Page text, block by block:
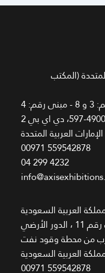
العربية السعودية
الأرضي
من محطة وقود نفت
العربية السعودية
00971 559542878
(المكتب
4
00971 559542878
04 299 4232